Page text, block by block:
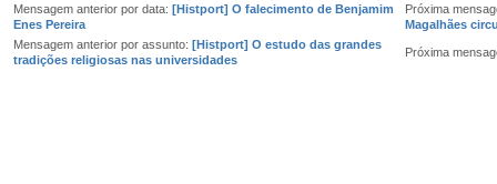
Mensagem anterior por data: [Histport] O falecimento de Benjamim
Enes Pereira
Próxima
Magalhães
Mensagem anterior por assunto: [Histport] O estudo das grandes
tradições religiosas nas universidades
Próxima